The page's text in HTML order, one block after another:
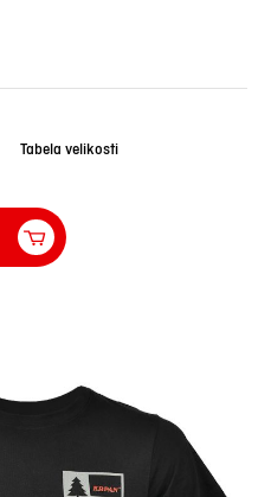
Tabela velikosti